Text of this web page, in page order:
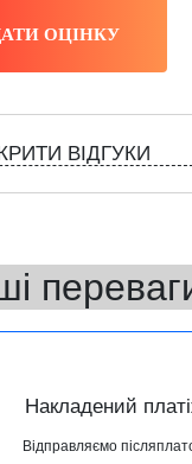
ВІДГУКИ
Накладений
Відправляємо